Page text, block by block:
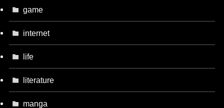
game
internet
life
literature
manga